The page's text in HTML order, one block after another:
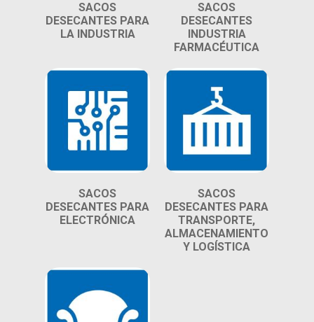
SACOS
DESECANTES PARA
LA INDUSTRIA
SACOS
DESECANTES
INDUSTRIA
FARMACÉUTICA
SACOS
DESECANTES PARA
ELECTRÓNICA
SACOS
DESECANTES PARA
TRANSPORTE,
ALMACENAMIENTO
Y LOGÍSTICA